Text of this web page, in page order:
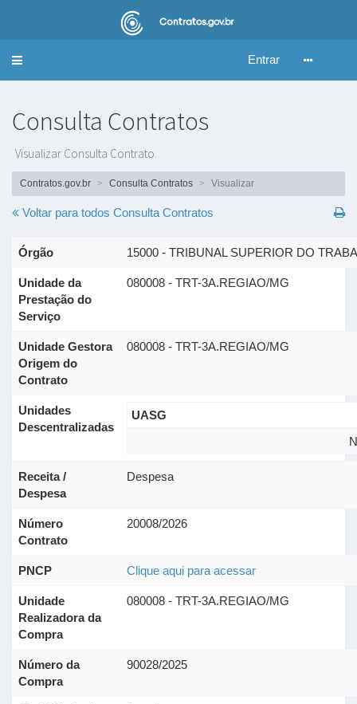
Alternar
Entrar
Consulta Contratos
Visualizar Consulta Contrato.
Contratos.gov.br Consulta Contratos Visualizar
Voltar para todos Consulta Contratos
Órgão 15000 - TRIBUNAL SUPERIOR DO
Unidade da
Prestação do
Serviço
080008 - TRT-3A.REGIAO/MG
Unidade Gestora
Origem do
Contrato
080008 - TRT-3A.REGIAO/MG
Unidades
Descentralizadas
UASG
Receita /
Despesa
Despesa
Número
Contrato
20008/2026
PNCP Clique aqui para acessar
Unidade
Realizadora da
Compra
080008 - TRT-3A.REGIAO/MG
Número da
Compra
90028/2025